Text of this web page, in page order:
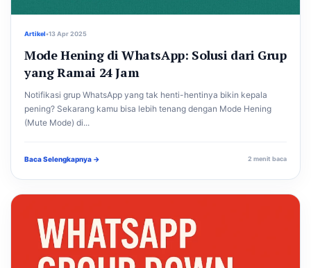
Artikel•13 Apr 2025
Mode Hening di WhatsApp: Solusi dari Grup
yang Ramai 24 Jam
Notifikasi grup WhatsApp yang tak henti-hentinya bikin kepala
pening? Sekarang kamu bisa lebih tenang dengan Mode Hening
(Mute Mode) di...
Baca Selengkapnya → 2 menit baca